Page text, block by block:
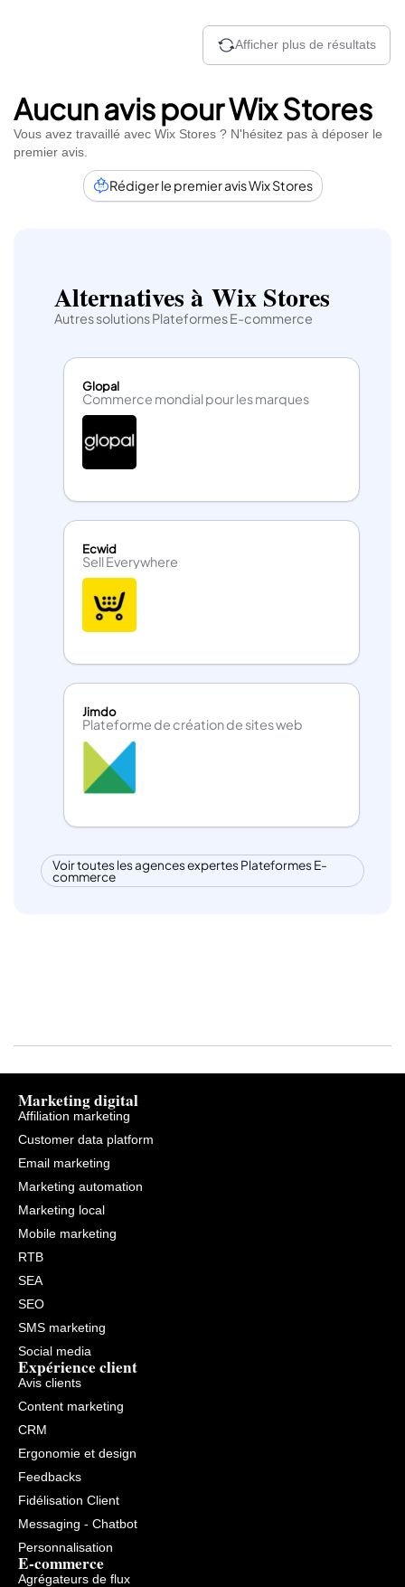
Afficher plus de résultats
Aucun avis pour Wix Stores
Vous avez travaillé avec Wix Stores ? N'hésitez pas à déposer le
premier avis.
Rédiger le premier avis Wix Stores
Alternatives à Wix Stores
Autres solutions Plateformes E-commerce
Glopal
Commerce mondial pour les marques
Ecwid
Sell Everywhere
Jimdo
Plateforme de création de sites web
Voir toutes les agences expertes Plateformes E-
commerce
Marketing digital
Affiliation marketing
Customer data platform
Email marketing
Marketing automation
Marketing local
Mobile marketing
RTB
SEA
SEO
SMS marketing
Social media
Expérience client
Avis clients
Content marketing
CRM
Ergonomie et design
Feedbacks
Fidélisation Client
Messaging - Chatbot
Personnalisation
E-commerce
Agrégateurs de flux